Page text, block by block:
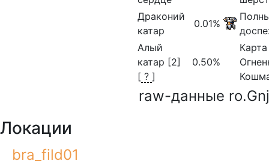
Драконий
катар
0.01%
Алый
катар [2]
[ ? ]
0.50%
Карта
raw-данные
Локации
bra_fild01